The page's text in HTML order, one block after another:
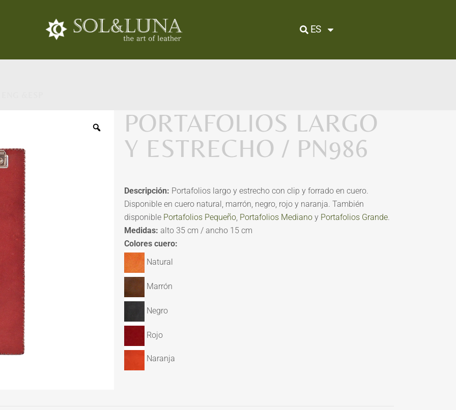
ES
PORTAFOLIOS LARGO
Y ESTRECHO / PN986
Descripción: Portafolios largo y estrecho con clip y forrado en cuero.
Disponible en cuero natural, marrón, negro, rojo y naranja. También
disponible Portafolios Pequeño, Portafolios Mediano y Portafolios Grande.
Medidas: alto 35 cm / ancho 15 cm
Colores cuero:
Natural
Marrón
Negro
Rojo
Naranja